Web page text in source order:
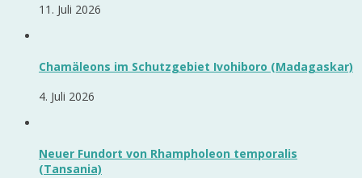
11. Juli 2026
Chamäleons im Schutzgebiet Ivohiboro (Madagaskar)
4. Juli 2026
Neuer Fundort von Rhampholeon temporalis
(Tansania)